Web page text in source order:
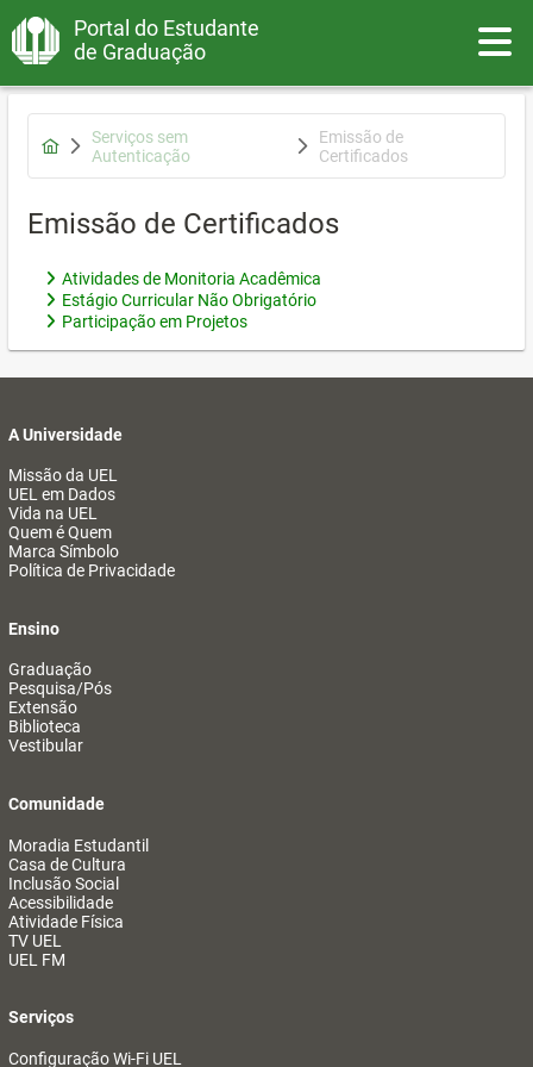
Portal do Estudante
de Graduação
Serviços sem
Autenticação
Emissão de
Certificados
Emissão de Certificados
Atividades de Monitoria Acadêmica
Estágio Curricular Não Obrigatório
Participação em Projetos
A Universidade
Missão da UEL
UEL em Dados
Vida na UEL
Quem é Quem
Marca Símbolo
Política de Privacidade
Ensino
Graduação
Pesquisa/Pós
Extensão
Biblioteca
Vestibular
Comunidade
Moradia Estudantil
Casa de Cultura
Inclusão Social
Acessibilidade
Atividade Física
TV UEL
UEL FM
Serviços
Configuração Wi-Fi UEL